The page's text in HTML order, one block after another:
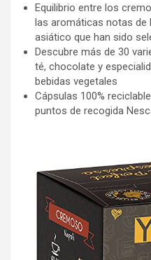
Equilibrio entre los
las aromáticas notas de
asiático que han sido
Descubre más de 30
té, chocolate y
bebidas vegetales
Cápsulas 100%
puntos de recogida